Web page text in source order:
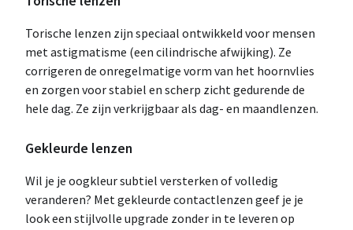
Torische lenzen zijn speciaal ontwikkeld voor mensen
met astigmatisme (een cilindrische afwijking). Ze
corrigeren de onregelmatige vorm van het hoornvlies
en zorgen voor stabiel en scherp zicht gedurende de
hele dag. Ze zijn verkrijgbaar als dag- en maandlenzen.
Gekleurde lenzen
Wil je je oogkleur subtiel versterken of volledig
veranderen? Met gekleurde contactlenzen geef je je
look een stijlvolle upgrade zonder in te leveren op